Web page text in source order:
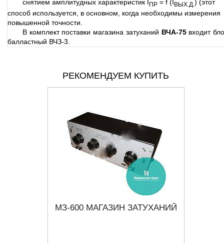
снятием амплитудных характеристик I ПР = f (I ВЫХ.Д. ) (этот
способ используется, в основном, когда необходимы измерения
повышенной точности.
В комплект поставки магазина затуханий ВЧА-75входит
балластный ВЧЗ-3.
РЕКОМЕНДУЕМ КУПИТЬ
МЗ-600 МАГАЗИН ЗАТУХАНИЙ